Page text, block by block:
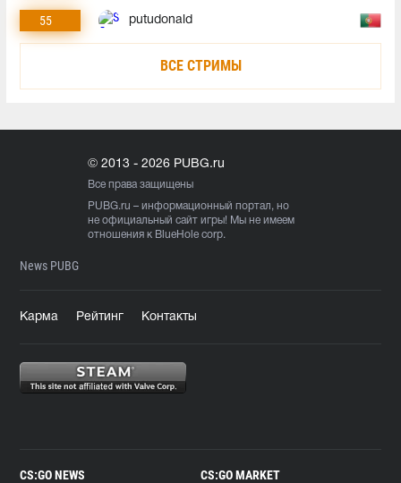
55 putudonald
ВСЕ СТРИМЫ
© 2013 - 2026 PUBG.ru
Все права защищены
PUBG.ru – информационный портал, но
не официальный сайт игры! Мы не имеем
отношения к BlueHole corp.
News PUBG
Карма Рейтинг Контакты
CS:GO NEWS CS:GO MARKET